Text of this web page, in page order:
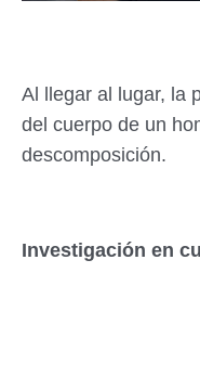
Al llegar al lugar, la
del cuerpo de un
descomposición.
Investigación en